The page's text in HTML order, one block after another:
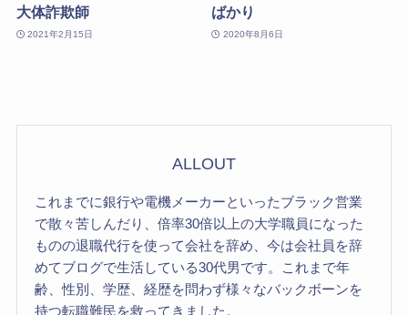
大体詐欺師
2021年2月15日
ばかり
2020年8月6日
ALLOUT
これまでに銀行や電機メーカーといったブラック営業
で散々苦しんだり、倍率30倍以上の大学職員になった
ものの退職代行を使って会社を辞め、今は会社員を辞
めてブログで生活している30代男です。これまで年
齢、性別、学歴、経歴を問わず様々なバックボーンを
持つ転職難民を救ってきました。